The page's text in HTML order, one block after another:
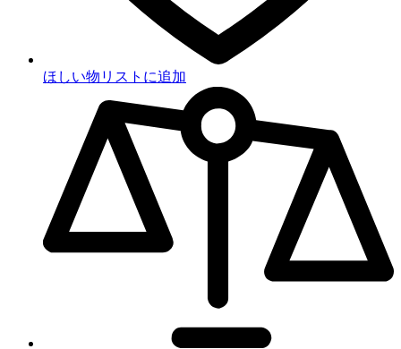
ほしい物リストに追加